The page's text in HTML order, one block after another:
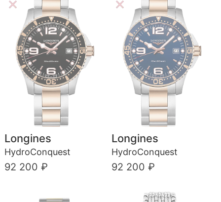
Longines
HydroConquest
92 200 ₽
Longines
HydroConquest
92 200 ₽